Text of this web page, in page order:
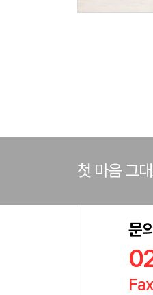
첫 마음 그
문